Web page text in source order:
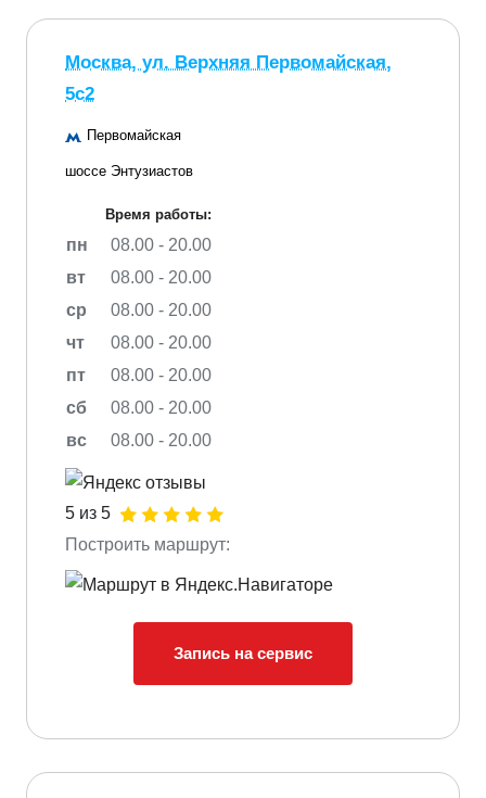
Москва, ул. Верхняя Первомайская,
5с2
Первомайская
шоссе Энтузиастов
Время работы:
пн
08.00 - 20.00
вт
08.00 - 20.00
ср
08.00 - 20.00
чт
08.00 - 20.00
пт
08.00 - 20.00
сб
08.00 - 20.00
вс
08.00 - 20.00
5 из 5
Построить маршрут:
Запись на сервис